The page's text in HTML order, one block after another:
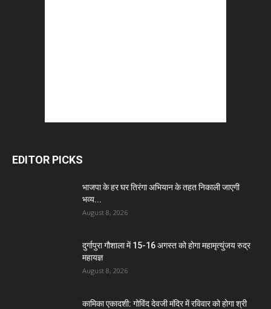
EDITOR PICKS
भाजपा के हर घर तिरंगा अभियान के तहत निकाली जाएगी
भव्य...
August 8, 2026
दुर्गापुरा गौशाला में 15-16 अगस्त को होगा महामृत्युंजय रुद्र
महायज्ञ
August 8, 2026
कामिका एकादशी: गोविंद देवजी मंदिर में रविवार को होगा श्री